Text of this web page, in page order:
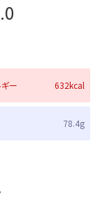
ー 632kcal
78.4g